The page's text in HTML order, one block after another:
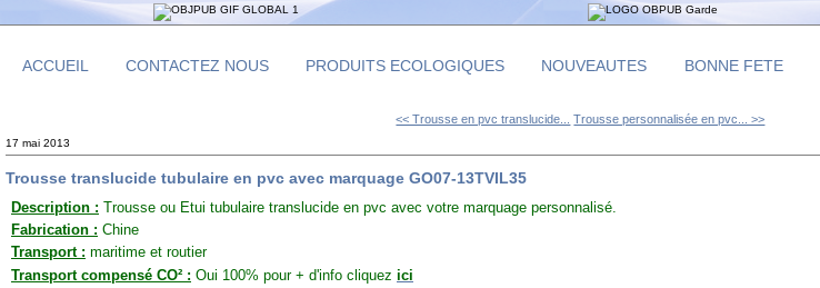
ACCUEIL CONTACTEZ NOUS PRODUITS ECOLOGIQUES NOUVEAUTES BONNE FETE
<< Trousse en pvc translucide... Trousse personnalisée en pvc... >>
17 mai 2013
Trousse translucide tubulaire en pvc avec marquage GO07-13TVIL35
Description : Trousse ou Etui tubulaire translucide en pvc avec votre marquage personnalisé.
Fabrication : Chine
Transport : maritime et routier
Transport compensé CO² : Oui 100% pour + d'info cliquez ici